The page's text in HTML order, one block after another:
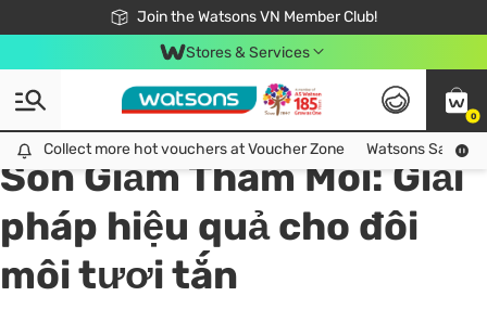
Join the Watsons VN Member Club!
Free Shipping For Order From 249,000Đ
24h Fast delivery in Hồ Chí Minh City
Stores & Services
0
Collect more hot vouchers at Voucher Zone
Collect more hot vouchers at Voucher Zone Watsons Safety
All
Chăm Sóc Cá Nhân
Son Giảm Thâm Môi: Giải
pháp hiệu quả cho đôi
môi tươi tắn